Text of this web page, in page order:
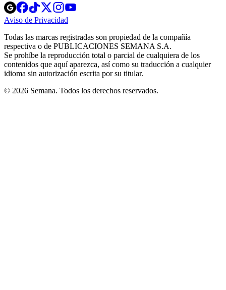
Opens
in
new
Opens
in
new
Opens
in
new
window
Opens
new
windowwindow
Aviso de Privacidad
new
window
Todas las marcas registradas son propiedad de la compañía
respectiva o de PUBLICACIONES SEMANA S.A.
Se prohíbe la reproducción total o parcial de cualquiera de los
contenidos que aquí aparezca, así como su traducción a cualquier
idioma sin autorización escrita por su titular.
© 2026 Semana. Todos los derechos reservados.